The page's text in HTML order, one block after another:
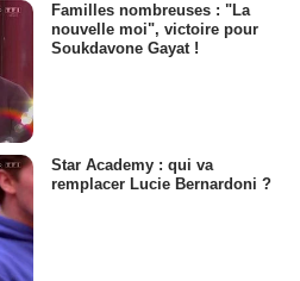
Familles nombreuses : "La
nouvelle moi", victoire pour
Soukdavone Gayat !
Star Academy : qui va
remplacer Lucie Bernardoni ?